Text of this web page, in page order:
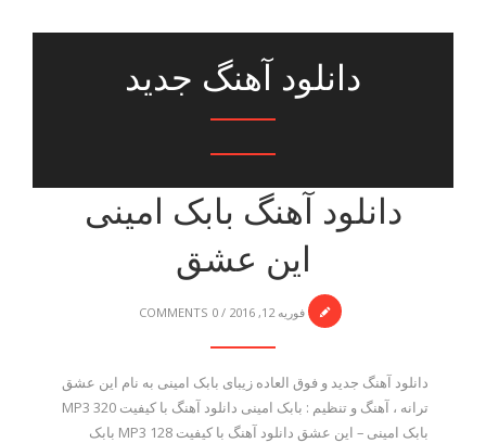
دانلود آهنگ جدید
دانلود آهنگ بابک امینی
این عشق
فوریه 12, 2016 /
0 COMMENTS
دانلود آهنگ جدید و فوق العاده زیبای بابک امینی به نام این عشق
ترانه ، آهنگ و تنظیم : بابک امینی دانلود آهنگ با کیفیت MP3 320
بابک امینی – این عشق دانلود آهنگ با کیفیت MP3 128 بابک